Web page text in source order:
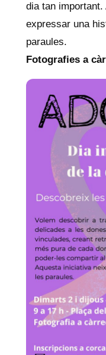
dia tan
expressar una
paraules.
Fotografies a